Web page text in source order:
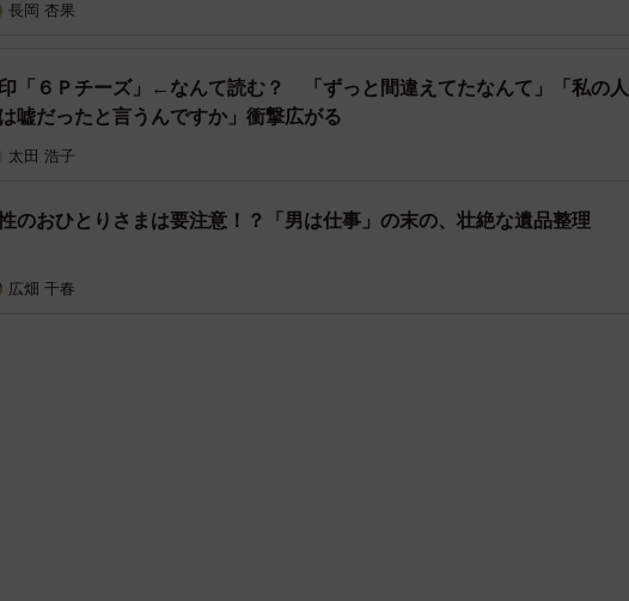
2/6
から我慢しようと思っていても、日を追うごとに京田さんのいら立ちは
長岡 杏果
「６Ｐチーズ」←なんて読む？ 「ずっと間違えてたなんて」「私の人
嘘だったと言うんですか」衝撃広がる
太田 浩子
のおひとりさまは要注意！？「男は仕事」の末の、壮絶な遺品整理
広畑 千春